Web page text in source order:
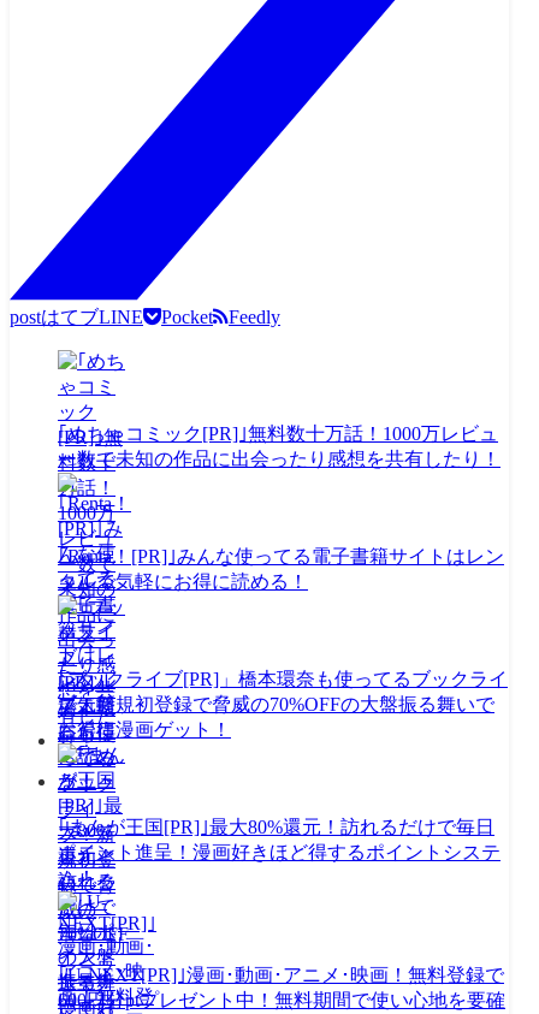
postはてブLINE Pocket Feedly
｢めちゃコミック[PR]｣無料数十万話！1000万レビュ
ー数で未知の作品に出会ったり感想を共有したり！
｢Renta！[PR]｣みんな使ってる電子書籍サイトはレン
タルで気軽にお得に読める！
｢ブックライブ[PR]」橋本環奈も使ってるブックライ
ブ！新規初登録で脅威の70%OFFの大盤振る舞いで
お得に漫画ゲット！
｢まんが王国[PR]｣最大80%還元！訪れるだけで毎日
ポイント進呈！漫画好きほど得するポイントシステ
ム！
｢U-NEXT[PR]｣漫画･動画･アニメ･映画！無料登録で
600円分ptプレゼント中！無料期間で使い心地を要確